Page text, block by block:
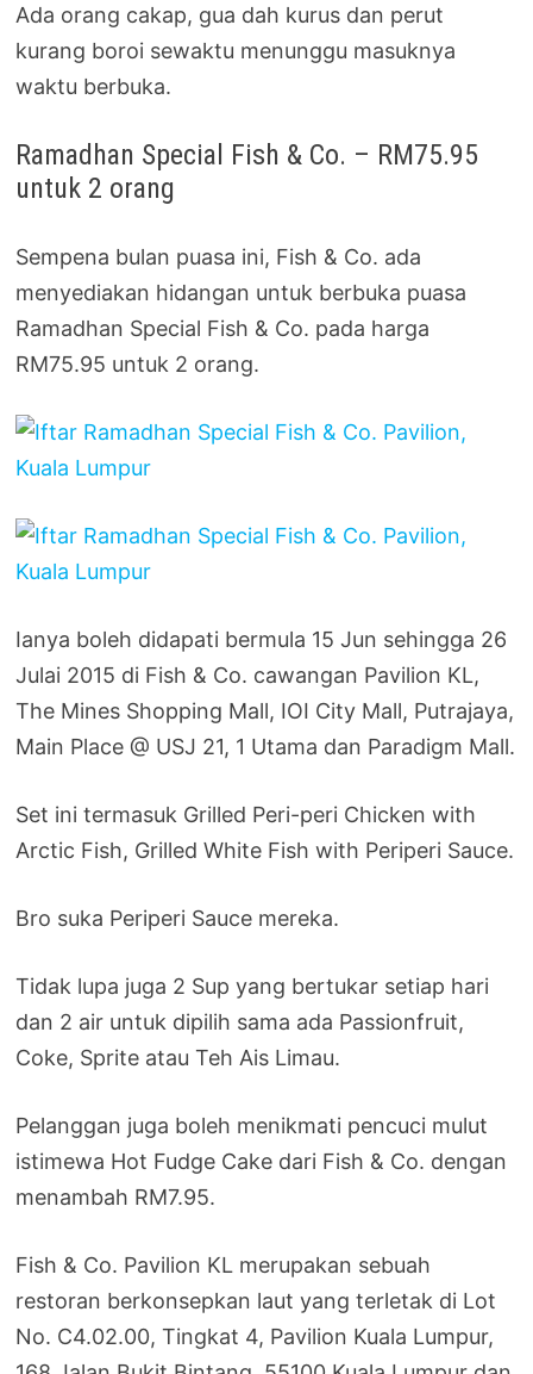
Ada orang cakap, gua dah kurus dan perut
kurang boroi sewaktu menunggu masuknya
waktu berbuka.
Ramadhan Special Fish & Co. – RM75.95
untuk 2 orang
Sempena bulan puasa ini, Fish & Co. ada
menyediakan hidangan untuk berbuka puasa
Ramadhan Special Fish & Co. pada harga
RM75.95 untuk 2 orang.
Ianya boleh didapati bermula 15 Jun sehingga 26
Julai 2015 di Fish & Co. cawangan Pavilion KL,
The Mines Shopping Mall, IOI City Mall, Putrajaya,
Main Place @ USJ 21, 1 Utama dan Paradigm Mall.
Set ini termasuk Grilled Peri-peri Chicken with
Arctic Fish, Grilled White Fish with Periperi Sauce.
Bro suka Periperi Sauce mereka.
Tidak lupa juga 2 Sup yang bertukar setiap hari
dan 2 air untuk dipilih sama ada Passionfruit,
Coke, Sprite atau Teh Ais Limau.
Pelanggan juga boleh menikmati pencuci mulut
istimewa Hot Fudge Cake dari Fish & Co. dengan
menambah RM7.95.
Fish & Co. Pavilion KL merupakan sebuah
restoran berkonsepkan laut yang terletak di Lot
No. C4.02.00, Tingkat 4, Pavilion Kuala Lumpur,